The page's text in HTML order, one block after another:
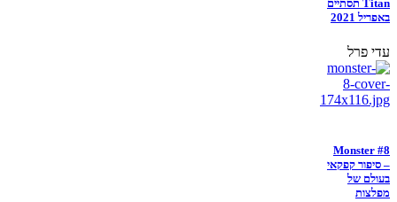
Titan תסתיים
באפריל 2021
עדי פרל
Monster #8
– סיפור קפקאי
בעולם של
מפלצות